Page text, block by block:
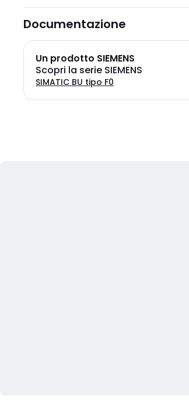
Documentazione
Un prodotto SIEMENS
Scopri la serie SIEMENS
SIMATIC BU tipo F0